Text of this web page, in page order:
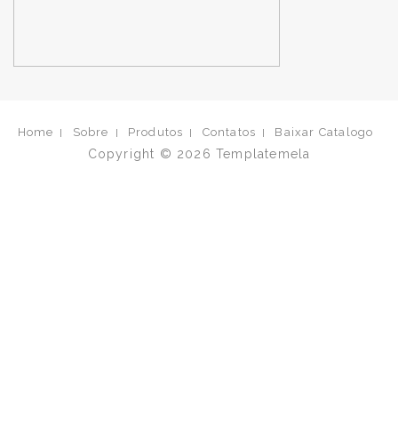
Home Sobre Produtos Contatos Baixar Catalogo
Copyright © 2026 Templatemela